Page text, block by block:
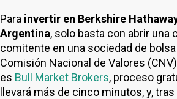
Para invertir en Berkshire
Argentina, solo basta con abrir una
comitente en una sociedad de bolsa
Comisión Nacional de Valores
es Bull Market Brokers, proceso
llevará más de cinco minutos, y,